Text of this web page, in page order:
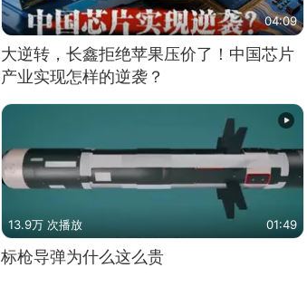
04:09
大逆转，长鑫拒绝苹果压价了！中国芯片
产业实现怎样的逆袭？
13.9万 次播放 01:49
标枪导弹为什么这么贵